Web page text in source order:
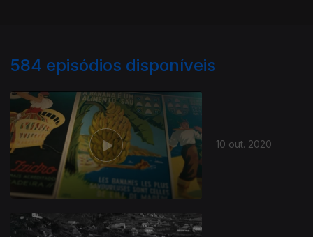
584 episódios disponíveis
10 out. 2020